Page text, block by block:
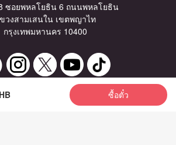
ซื้อตั๋ว
ซอยพหลโยธิน 6 ถนนพหลโยธิน
วงสามเสนใน เขตพญาไท
กรุงเทพมหานคร 10400
ลงทะเบียนรับข่าวสาร